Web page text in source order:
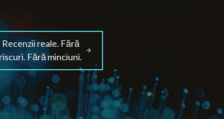
Recenzii reale. Fără
riscuri. Fără minciuni.